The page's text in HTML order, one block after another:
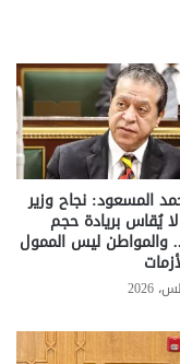
المسعود: نجاح وزير
لا يُقاس بريادة حجم
والمواطن ليس الممول